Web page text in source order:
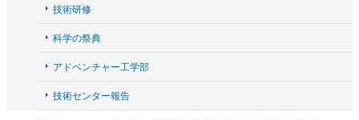
技術研修
科学の祭典
アドベンチャー工学部
技術センター報告